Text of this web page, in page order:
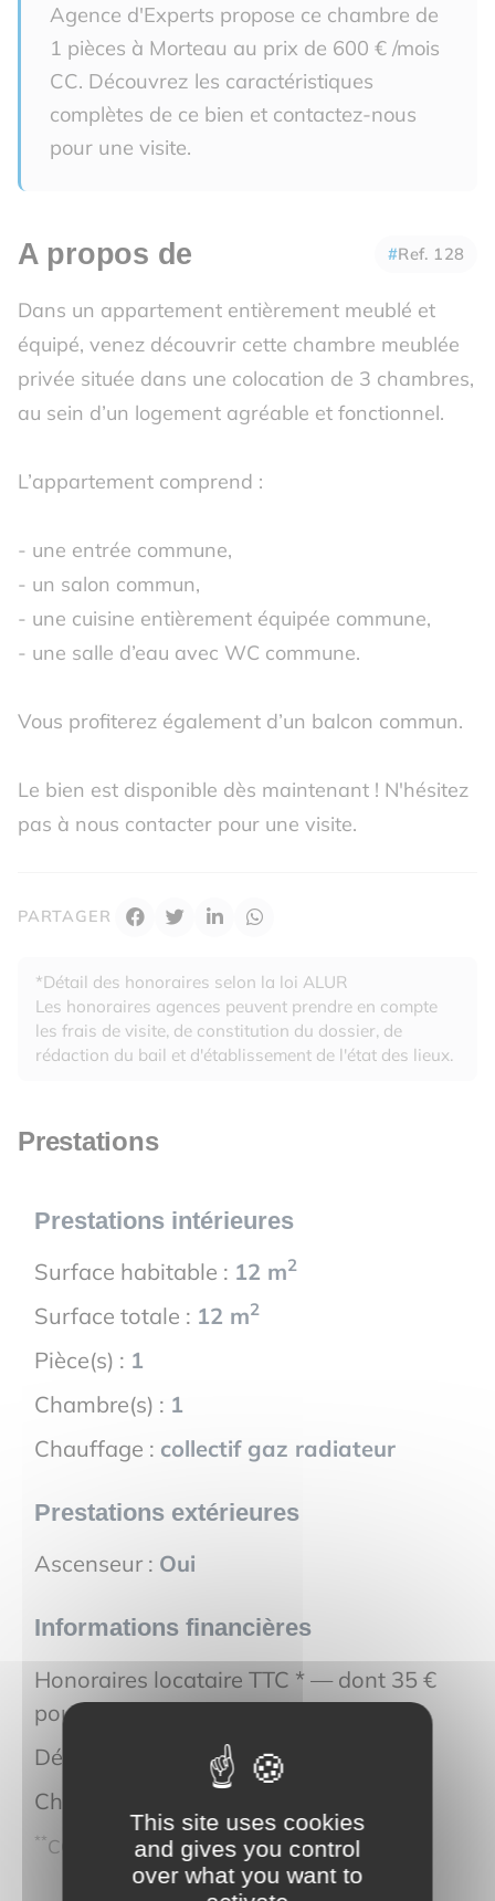
Agence d'Experts propose ce chambre de
1 pièces à Morteau au prix de 600 € /mois
CC. Découvrez les caractéristiques
complètes de ce bien et contactez-nous
pour une visite.
A propos de Ref. 128
Dans un appartement entièrement meublé et
équipé, venez découvrir cette chambre meublée
privée située dans une colocation de 3 chambres,
au sein d’un logement agréable et fonctionnel.
L’appartement comprend :
- une entrée commune,
- un salon commun,
- une cuisine entièrement équipée commune,
- une salle d’eau avec WC commune.
Vous profiterez également d’un balcon commun.
Le bien est disponible dès maintenant ! N'hésitez
pas à nous contacter pour une visite.
PARTAGER
*Détail des honoraires selon la loi ALUR
Les honoraires agences peuvent prendre en compte
les frais de visite, de constitution du dossier, de
rédaction du bail et d'établissement de l'état des lieux.
Prestations
Prestations intérieures
Surface habitable : 12 m2
Surface totale : 12 m2
Pièce(s) : 1
Chambre(s) : 1
Chauffage : collectif gaz radiateur
Prestations extérieures
Ascenseur : Oui
Informations financières
Honoraires locataire TTC * — dont 35 €
pour l'état des lieux :
Dépôt de garantie : 980 €
Charges locatives :
**CC : Charges comprises
This site uses cookies
and gives you control
over what you want to